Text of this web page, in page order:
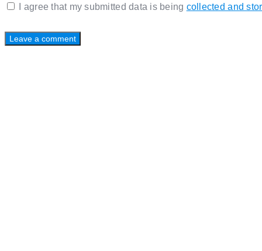
I agree that my submitted data is being collected and